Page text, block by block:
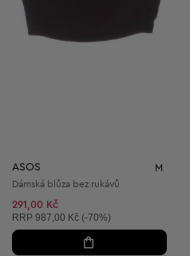
ASOS M
Dámská blůza bez rukávů
291,00 Kč
Doporučená cena:
RRP 987,00 Kč (-70%)